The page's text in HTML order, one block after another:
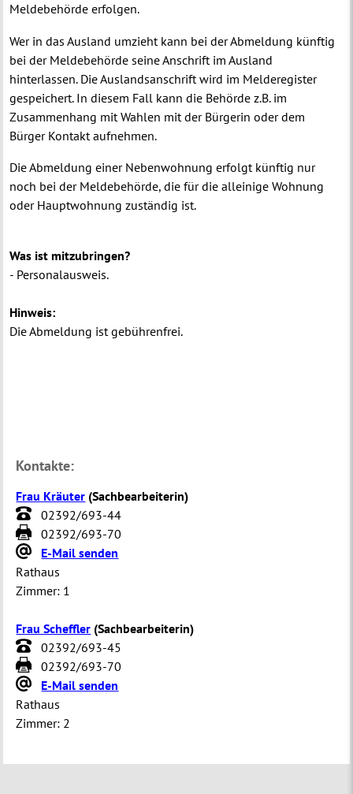
Meldebehörde erfolgen.
Wer in das Ausland umzieht kann bei der Abmeldung künftig
bei der Meldebehörde seine Anschrift im Ausland
hinterlassen. Die Auslandsanschrift wird im Melderegister
gespeichert. In diesem Fall kann die Behörde z.B. im
Zusammenhang mit Wahlen mit der Bürgerin oder dem
Bürger Kontakt aufnehmen.
Die Abmeldung einer Nebenwohnung erfolgt künftig nur
noch bei der Meldebehörde, die für die alleinige Wohnung
oder Hauptwohnung zuständig ist.
Was ist mitzubringen?
- Personalausweis.
Hinweis:
Die Abmeldung ist gebührenfrei.
Kontakte:
Frau Kräuter (Sachbearbeiterin)
02392/693-44
02392/693-70
E-Mail senden
Rathaus
Zimmer: 1
Frau Scheffler (Sachbearbeiterin)
02392/693-45
02392/693-70
E-Mail senden
Rathaus
Zimmer: 2